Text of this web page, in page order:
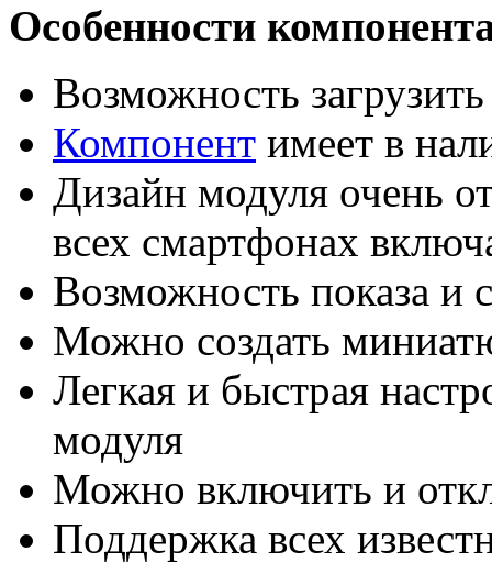
Особенности
Возможность
Компонент имеет в
Дизайн модуля очень
всех смартфонах
Возможность показа и
Можно создать
Легкая и быстрая
модуля
Можно включить и
Поддержка всех